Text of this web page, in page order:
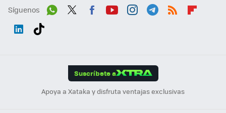
Síguenos
Suscríbete a
Apoya a Xataka y disfruta ventajas exclusivas